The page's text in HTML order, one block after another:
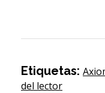
Etiquetas:
del lector